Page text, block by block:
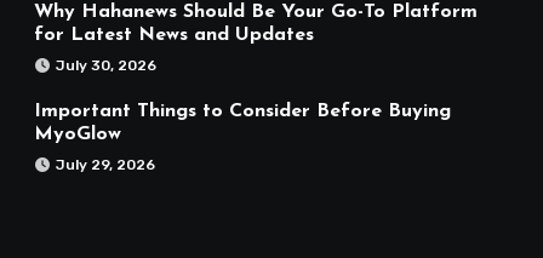
Why Hahanews Should Be Your Go-To Platform
for Latest News and Updates
July 30, 2026
Important Things to Consider Before Buying
MyoGlow
July 29, 2026